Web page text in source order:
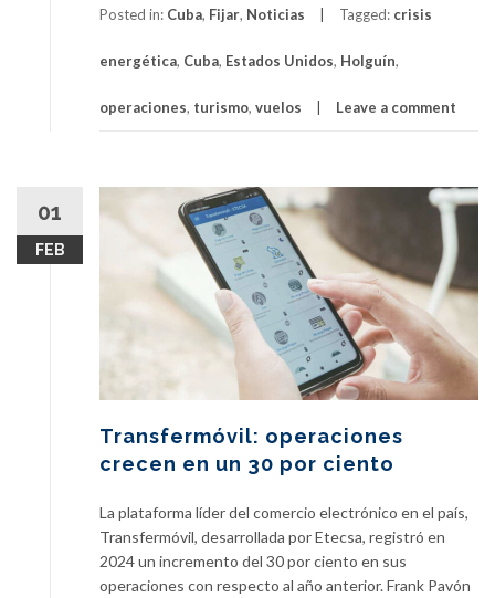
Posted in: Cuba, Fijar, Noticias Tagged: crisis
energética, Cuba, Estados Unidos, Holguín,
operaciones, turismo, vuelos Leave a comment
01
FEB
Transfermóvil: operaciones
crecen en un 30 por ciento
La plataforma líder del comercio electrónico en el país,
Transfermóvil, desarrollada por Etecsa, registró en
2024 un incremento del 30 por ciento en sus
operaciones con respecto al año anterior. Frank Pavón